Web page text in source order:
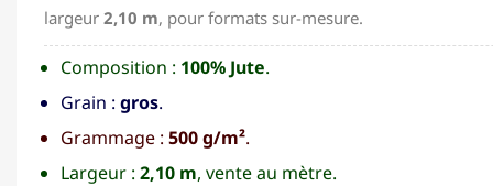
largeur 2,10 m, pour formats sur-mesure.
Composition : 100% Jute.
Grain : gros.
Grammage : 500 g/m².
Largeur : 2,10 m, vente au mètre.